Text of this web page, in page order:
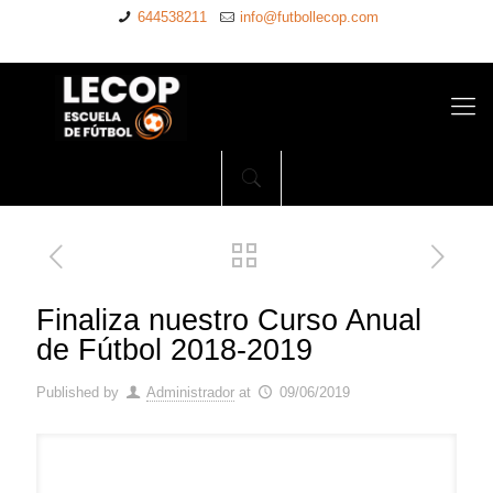
644538211 info@futbollecop.com
Finaliza nuestro Curso Anual
de Fútbol 2018-2019
Published by Administrador at 09/06/2019